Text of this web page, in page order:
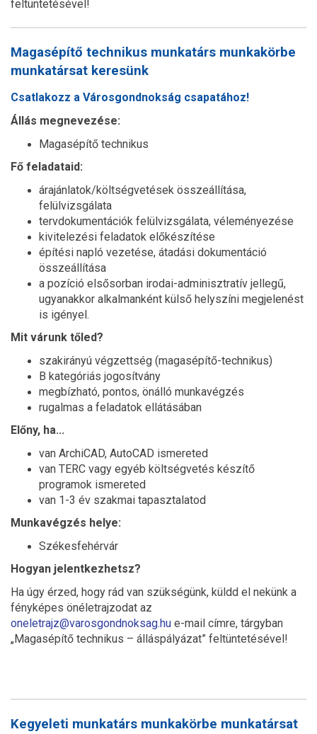
feltüntetésével!
Magasépítő technikus munkatárs munkakörbe
munkatársat keresünk
Csatlakozz a Városgondnokság csapatához!
Állás megnevezése:
Magasépítő technikus
Fő feladataid:
árajánlatok/költségvetések összeállítása,
felülvizsgálata
tervdokumentációk felülvizsgálata, véleményezése
kivitelezési feladatok előkészítése
építési napló vezetése, átadási dokumentáció
összeállítása
a pozíció elsősorban irodai-adminisztratív jellegű,
ugyanakkor alkalmanként külső helyszíni megjelenést
is igényel.
Mit várunk tőled?
szakirányú végzettség (magasépítő-technikus)
B kategóriás jogosítvány
megbízható, pontos, önálló munkavégzés
rugalmas a feladatok ellátásában
Előny, ha...
van ArchiCAD, AutoCAD ismereted
van TERC vagy egyéb költségvetés készítő
programok ismereted
van 1-3 év szakmai tapasztalatod
Munkavégzés helye:
Székesfehérvár
Hogyan jelentkezhetsz?
Ha úgy érzed, hogy rád van szükségünk, küldd el nekünk a
fényképes önéletrajzodat az
oneletrajz@varosgondnoksag.hu e-mail címre, tárgyban
„Magasépítő technikus – álláspályázat” feltüntetésével!
Kegyeleti munkatárs munkakörbe munkatársat